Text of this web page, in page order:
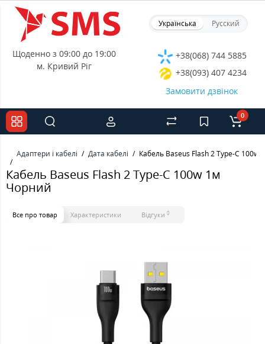
Українська Русский
Щоденно з 09:00 до 19:00
м. Кривий Ріг
+38(068) 744 5885
+38(093) 407 4234
Замовити дзвінок
0
Адаптери і кабелі Дата кабелі Кабель Baseus Flash 2 Type-C 100w
Кабель Baseus Flash 2 Type-C 100w 1м
Чорний
Все про товар Характеристики Відгуки 0